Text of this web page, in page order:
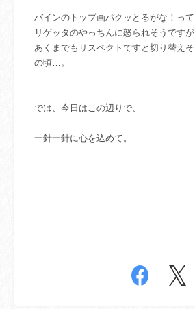
バインのトップ画パクッとるがな！って
リゲッタのやっちんに怒られそうですが
あくまでもリスペクトですと切り替え
の頃…。
では、今日はこの辺りで、
一針一針に心を込めて。